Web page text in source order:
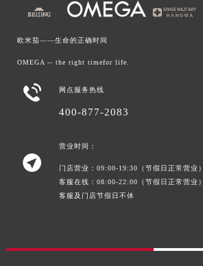
欧米茄——生命的正确时间
OMEGA -- the right timefor life.
 网点服务热线
400-877-2083

营业时间：
门店营业：09:00-19:30（节假日正常营业）
客服在线：08:00-22:00（节假日正常营业）
客服及门店节假日不休